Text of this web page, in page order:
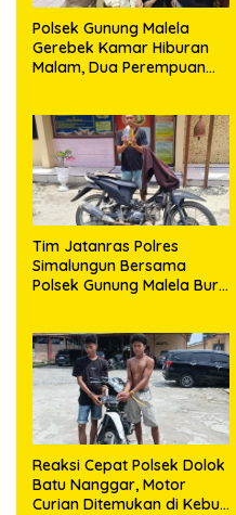
Polsek Gunung Malela
Gerebek Kamar Hiburan
Malam, Dua Perempuan
Tim Jatanras Polres
Simalungun Bersama
Polsek Gunung Malela Buru
Bekuk Tersangka
Reaksi Cepat Polsek Dolok
Batu Nanggar, Motor
Curian Ditemukan di Kebun